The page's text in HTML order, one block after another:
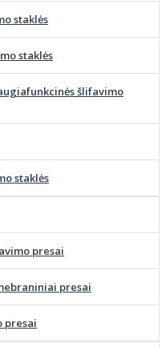
staklės
staklės
šlifavimo
staklės
presai
presai
presai